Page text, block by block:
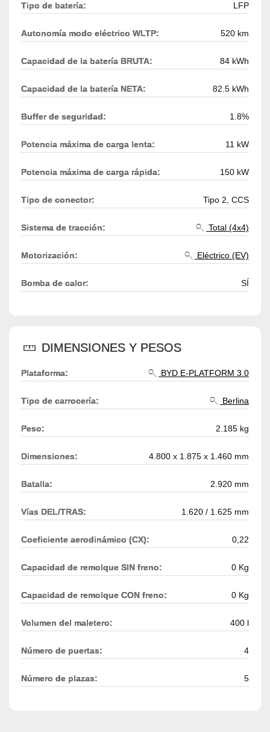
Tipo de batería: LFP
Autonomía modo eléctrico WLTP: 520 km
Capacidad de la batería BRUTA: 84 kWh
Capacidad de la batería NETA: 82.5 kWh
Buffer de seguridad: 1.8%
Potencia máxima de carga lenta: 11 kW
Potencia máxima de carga rápida: 150 kW
Tipo de conector: Tipo 2, CCS
Sistema de tracción: Total (4x4)
Motorización: Eléctrico (EV)
Bomba de calor: SÍ
DIMENSIONES Y PESOS
Plataforma: BYD E-PLATFORM 3.0
Tipo de carrocería: Berlina
Peso: 2.185 kg
Dimensiones: 4.800 x 1.875 x 1.460 mm
Batalla: 2.920 mm
Vías DEL/TRAS: 1.620 / 1.625 mm
Coeficiente aerodinámico (CX): 0,22
Capacidad de remolque SIN freno: 0 Kg
Capacidad de remolque CON freno: 0 Kg
Volumen del maletero: 400 l
Número de puertas: 4
Número de plazas: 5